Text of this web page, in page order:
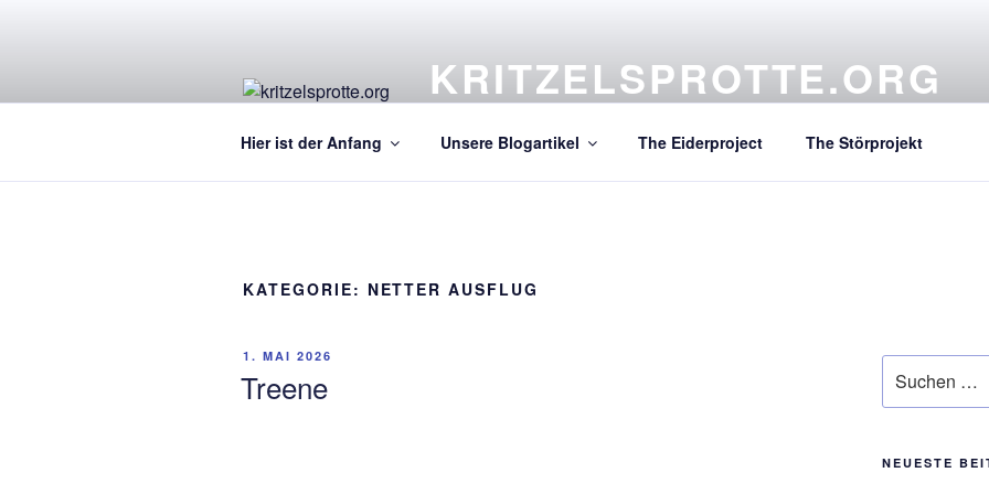
KRITZELSPROTTE.ORG
Hier ist der Anfang Unsere Blogartikel The Eiderproject The Störprojekt
KATEGORIE: NETTER AUSFLUG
VERÖFFENTLICHT
1. MAI 2026
Treene
nach:
NEUESTE